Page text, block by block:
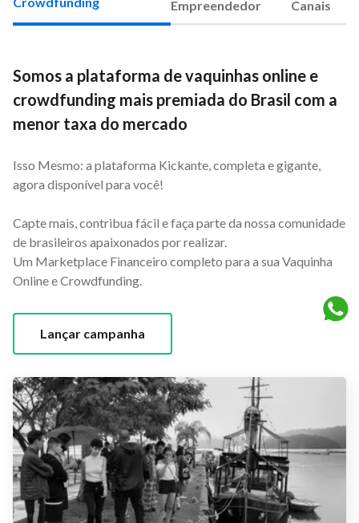
Empreendedor
Canais
Somos a plataforma de vaquinhas online e
crowdfunding mais premiada do Brasil com a
menor taxa do mercado
Isso Mesmo: a plataforma Kickante, completa e gigante,
agora disponível para você!
Capte mais, contribua fácil e faça parte da nossa comunidade
de brasileiros apaixonados por realizar.
Um Marketplace Financeiro completo para a sua Vaquinha
Online e Crowdfunding.
Lançar campanha